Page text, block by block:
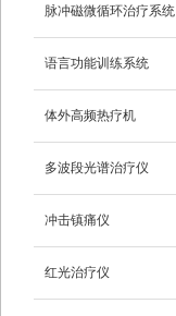
脉冲磁微循环治疗系统
语言功能训练系统
体外高频热疗机
多波段光谱治疗仪
冲击镇痛仪
红光治疗仪